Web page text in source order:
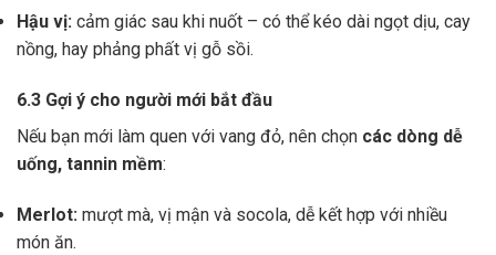
Hậu vị: cảm giác sau khi nuốt – có thể kéo dài ngọt dịu, cay
nồng, hay phảng phất vị gỗ sồi.
6.3 Gợi ý cho người mới bắt đầu
Nếu bạn mới làm quen với vang đỏ, nên chọn các dòng dễ
uống, tannin mềm:
Merlot: mượt mà, vị mận và socola, dễ kết hợp với nhiều
món ăn.